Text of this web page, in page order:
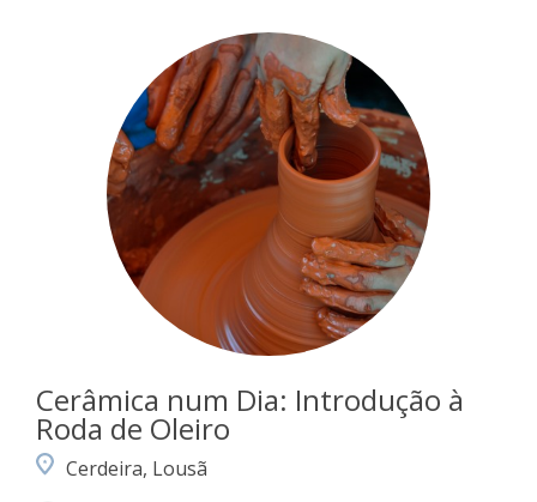
Cerâmica num Dia: Introdução à
Roda de Oleiro
Cerdeira, Lousã